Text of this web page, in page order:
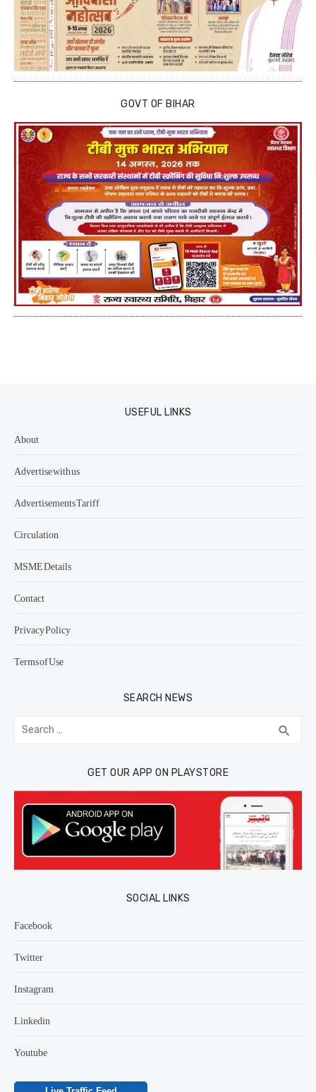
GOVT OF BIHAR
USEFUL LINKS
About
Advertise with us
Advertisements Tariff
Circulation
MSME Details
Contact
Privacy Policy
Terms of Use
SEARCH NEWS
Search
for: search
GET OUR APP ON PLAYSTORE
SOCIAL LINKS
Facebook
Twitter
Instagram
Linkedin
Youtube